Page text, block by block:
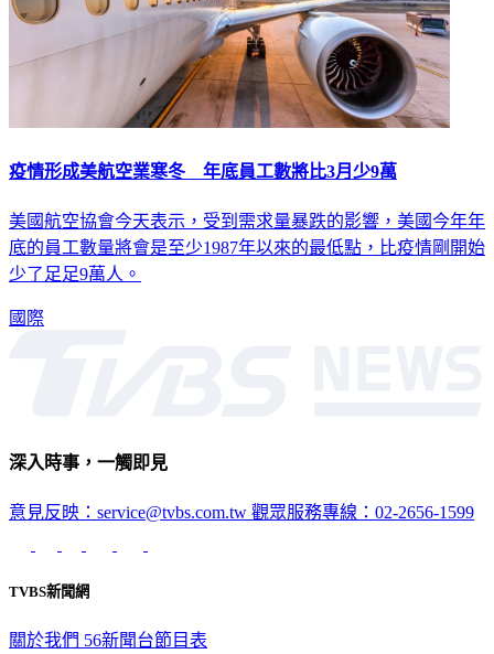
疫情形成美航空業寒冬 年底員工數將比3月少9萬
美國航空協會今天表示，受到需求量暴跌的影響，美國今年年
底的員工數量將會是至少1987年以來的最低點，比疫情剛開始
少了足足9萬人。
國際
深入時事，一觸即見
意見反映：service@tvbs.com.tw 觀眾服務專線：02-2656-1599
TVBS新聞網
關於我們 56新聞台節目表